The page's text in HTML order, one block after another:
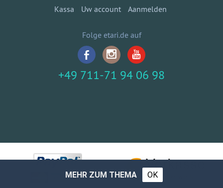
Kassa Uw account Aanmelden
Folge etari.de auf
+49 711-71 94 06 98
MEHR ZUM THEMA OK